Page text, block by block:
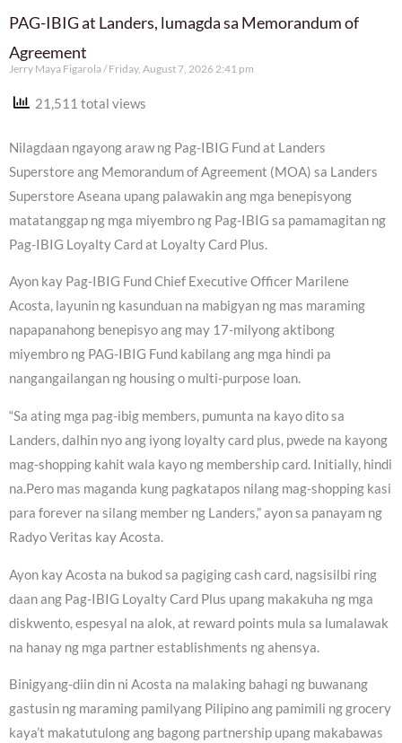
PAG-IBIG at Landers, lumagda sa Memorandum of
Agreement
Jerry Maya Figarola Friday, August 7, 2026 2:41 pm
21,511 total views
Nilagdaan ngayong araw ng Pag-IBIG Fund at Landers
Superstore ang Memorandum of Agreement (MOA) sa Landers
Superstore Aseana upang palawakin ang mga benepisyong
matatanggap ng mga miyembro ng Pag-IBIG sa pamamagitan ng
Pag-IBIG Loyalty Card at Loyalty Card Plus.
Ayon kay Pag-IBIG Fund Chief Executive Officer Marilene
Acosta, layunin ng kasunduan na mabigyan ng mas maraming
napapanahong benepisyo ang may 17-milyong aktibong
miyembro ng PAG-IBIG Fund kabilang ang mga hindi pa
nangangailangan ng housing o multi-purpose loan.
“Sa ating mga pag-ibig members, pumunta na kayo dito sa
Landers, dalhin nyo ang iyong loyalty card plus, pwede na kayong
mag-shopping kahit wala kayo ng membership card. Initially, hindi
na.Pero mas maganda kung pagkatapos nilang mag-shopping kasi
para forever na silang member ng Landers,” ayon sa panayam ng
Radyo Veritas kay Acosta.
Ayon kay Acosta na bukod sa pagiging cash card, nagsisilbi ring
daan ang Pag-IBIG Loyalty Card Plus upang makakuha ng mga
diskwento, espesyal na alok, at reward points mula sa lumalawak
na hanay ng mga partner establishments ng ahensya.
Binigyang-diin din ni Acosta na malaking bahagi ng buwanang
gastusin ng maraming pamilyang Pilipino ang pamimili ng grocery
kaya’t makatutulong ang bagong partnership upang makabawas